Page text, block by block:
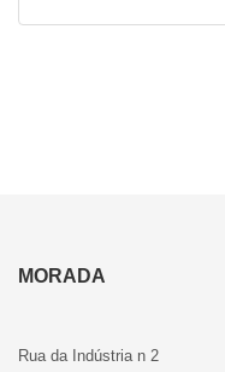
MORADA
Rua da Indústria n 2